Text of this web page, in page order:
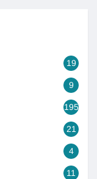
19
9
195
21
4
11